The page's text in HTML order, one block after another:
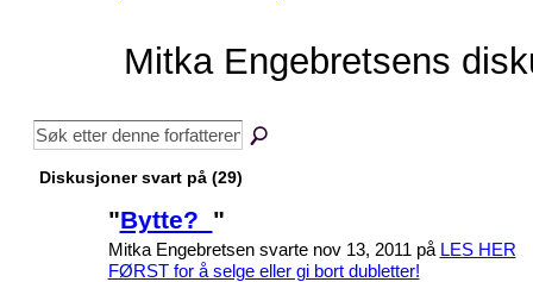
Mitka Engebretsens
Diskusjoner svart på (29)
"Bytte? "
Mitka Engebretsen svarte nov 13, 2011 på LES HER
FØRST for å selge eller gi bort dubletter!